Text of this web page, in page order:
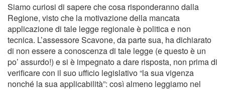
Siamo curiosi di sapere che cosa risponderanno dalla
Regione, visto che la motivazione della mancata
applicazione di tale legge regionale è politica e non
tecnica. L’assessore Scavone, da parte sua, ha dichiarato
di non essere a conoscenza di tale legge (e questo è un
po’ assurdo!) e si è impegnato a dare risposta, non prima di
verificare con il suo ufficio legislativo “la sua vigenza
nonché la sua applicabilità”: così almeno leggiamo nel